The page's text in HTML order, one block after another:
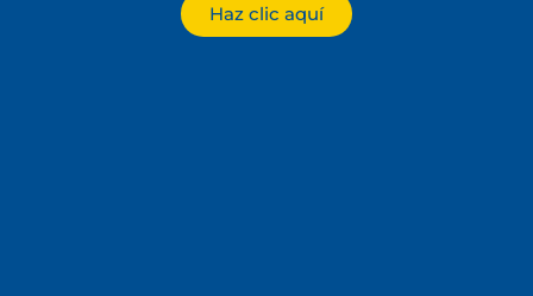
Haz clic aquí